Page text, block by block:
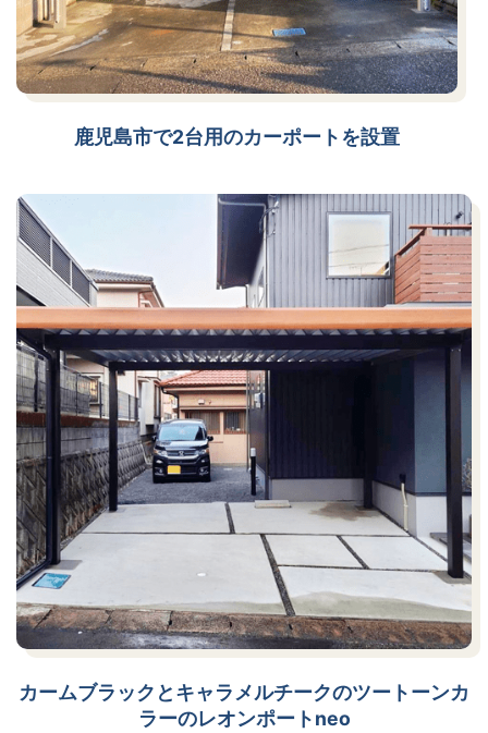
鹿児島市で2台用のカーポートを設置
カームブラックとキャラメルチークのツートーンカ
ラーのレオンポートneo